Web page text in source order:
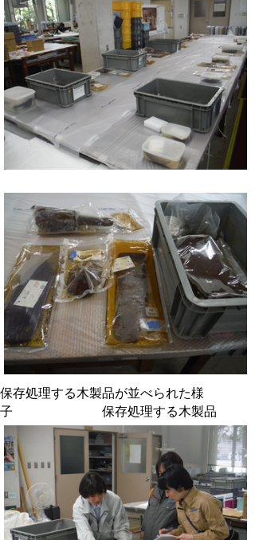
保存処理する木製品が並べられた様
子 保存処理する木製品